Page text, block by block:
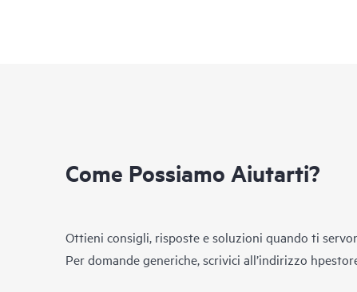
Come Possiamo Aiutarti?
Ottieni consigli, risposte e soluzioni quando ti
Per domande generiche, scrivici all’indirizzo